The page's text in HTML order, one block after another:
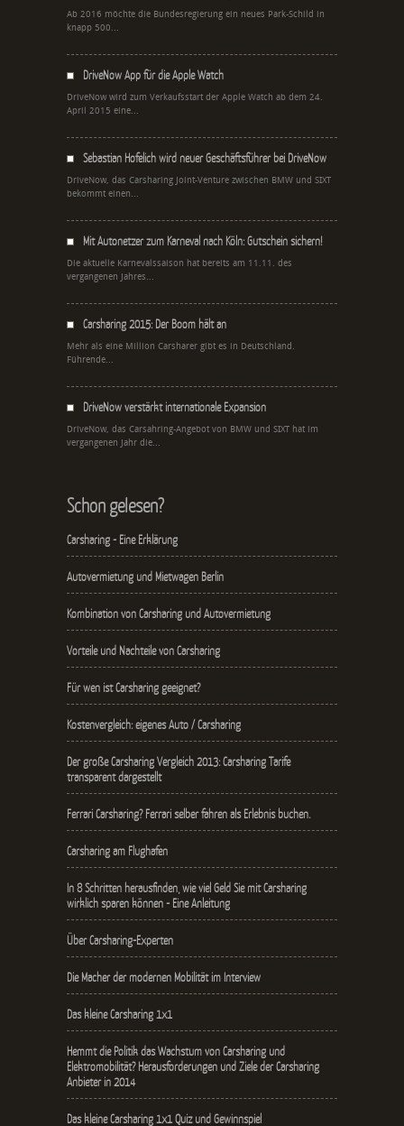
Ab 2016 möchte die Bundesregierung ein neues Park-Schild in
knapp 500...
DriveNow App für die Apple Watch
DriveNow wird zum Verkaufsstart der Apple Watch ab dem 24.
April 2015 eine...
Sebastian Hofelich wird neuer Geschäftsführer bei DriveNow
DriveNow, das Carsharing Joint-Venture zwischen BMW und SIXT
bekommt einen...
Mit Autonetzer zum Karneval nach Köln: Gutschein sichern!
Die aktuelle Karnevalssaison hat bereits am 11.11. des
vergangenen Jahres...
Carsharing 2015: Der Boom hält an
Mehr als eine Million Carsharer gibt es in Deutschland.
Führende...
DriveNow verstärkt internationale Expansion
DriveNow, das Carsahring-Angebot von BMW und SIXT hat im
vergangenen Jahr die...
Schon gelesen?
Carsharing - Eine Erklärung
Autovermietung und Mietwagen Berlin
Kombination von Carsharing und Autovermietung
Vorteile und Nachteile von Carsharing
Für wen ist Carsharing geeignet?
Kostenvergleich: eigenes Auto / Carsharing
Der große Carsharing Vergleich 2013: Carsharing Tarife
transparent dargestellt
Ferrari Carsharing? Ferrari selber fahren als Erlebnis buchen.
Carsharing am Flughafen
In 8 Schritten herausfinden, wie viel Geld Sie mit Carsharing
wirklich sparen können - Eine Anleitung
Über Carsharing-Experten
Die Macher der modernen Mobilität im Interview
Das kleine Carsharing 1x1
Hemmt die Politik das Wachstum von Carsharing und
Elektromobilität? Herausforderungen und Ziele der Carsharing
Anbieter in 2014
Das kleine Carsharing 1x1 Quiz und Gewinnspiel